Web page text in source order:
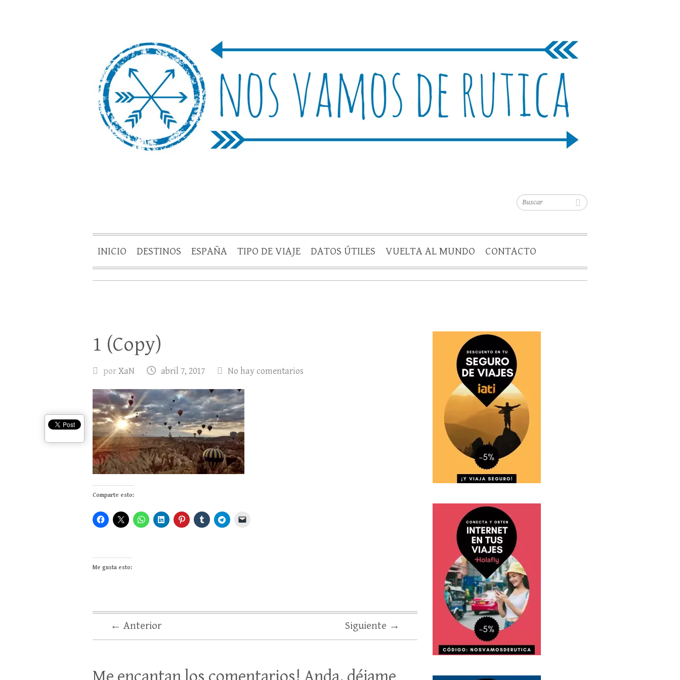
Buscar
Nos Vamos de Rutica
Un blog de viajes donde se comparte experiencias, trucos y consejos.
INICIO DESTINOS ESPAÑA TIPO DE VIAJE DATOS ÚTILES VUELTA AL MUNDO CONTACTO
1 (Copy)
porXaN abril 7, 2017 No hay comentarios
Comparte esto:
Me gusta esto:
← Anterior Siguiente →